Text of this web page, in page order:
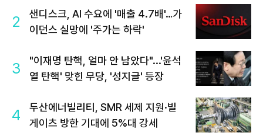
2
샌디스크, AI 수요에 '매출 4.7배'…가
이던스 실망에 '주가는 하락'
3
"이재명 탄핵, 얼마 안 남았다"...'윤석
열 탄핵' 맞힌 무당, '성지글' 등장
4
두산에너빌리티, SMR 세제 지원·빌
게이츠 방한 기대에 5%대 강세